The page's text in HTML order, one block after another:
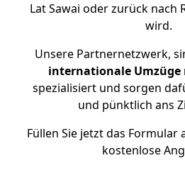
Lat Sawai oder zurück nach
wird.
Unsere Partnernetzwerk,
internationale Umzüge
spezialisiert und sorgen
und pünktlich ans
Füllen Sie jetzt das Formular
kostenlose